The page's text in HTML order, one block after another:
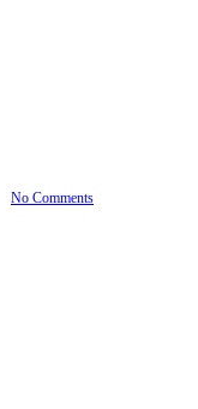
No Comments